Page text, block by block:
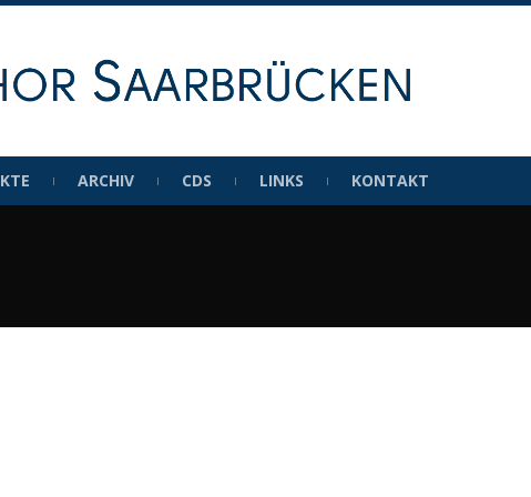
ARCHIV CDS LINKS KONTAKT